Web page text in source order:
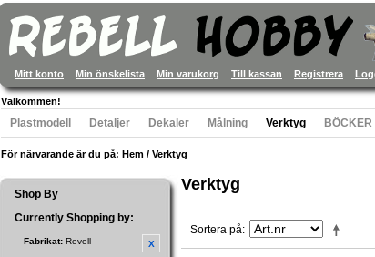
Mitt konto Min önskelista Min varukorg Till kassan Registrera
Välkommen!
Plastmodell Detaljer Dekaler Målning Verktyg BÖCKER
För närvarande är du på: Hem / Verktyg
Shop By
Currently Shopping by:
Fabrikat: Revell
Verktyg
Sortera på